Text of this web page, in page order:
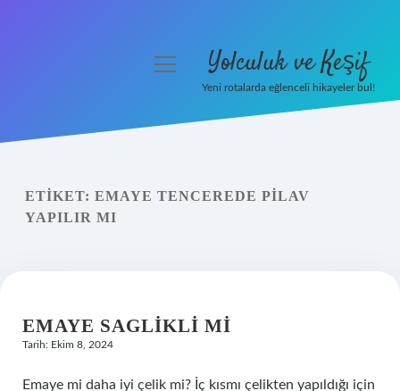
Yasal Uyarı
menüyü Yolculuk ve Keşif
Yeni rotalarda eğlenceli hikayeler bul!
ETIKET: EMAYE TENCEREDE PILAV
YAPILIR MI
EMAYE SAGLIKLI MI
Tarih: Ekim 8, 2024
Emaye mi daha iyi çelik mi? İç kısmı çelikten yapıldığı için